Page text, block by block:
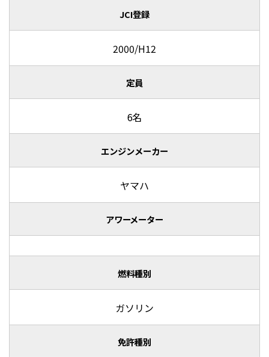
JCI登録
2000/H12
定員
6名
エンジンメーカー
ヤマハ
アワーメーター
燃料種別
ガソリン
免許種別